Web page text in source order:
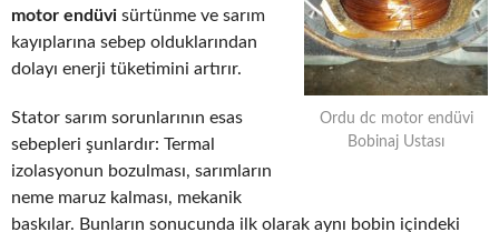
Ordu dc motor endüvi
Bobinaj Ustası
motor endüvi sürtünme ve sarım
kayıplarına sebep olduklarından
dolayı enerji tüketimini artırır.
Stator sarım sorunlarının esas
sebepleri şunlardır: Termal
izolasyonun bozulması, sarımların
neme maruz kalması, mekanik
baskılar. Bunların sonucunda ilk olarak aynı bobin içindeki